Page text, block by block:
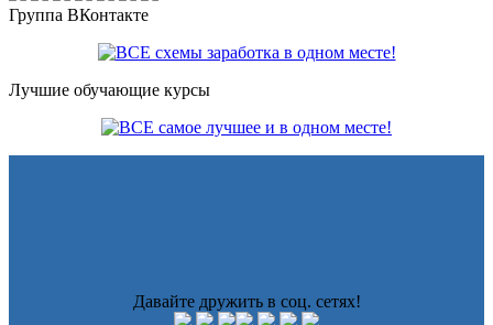
Группа ВКонтакте
Лучшие обучающие курсы
Давайте дружить в соц. сетях!